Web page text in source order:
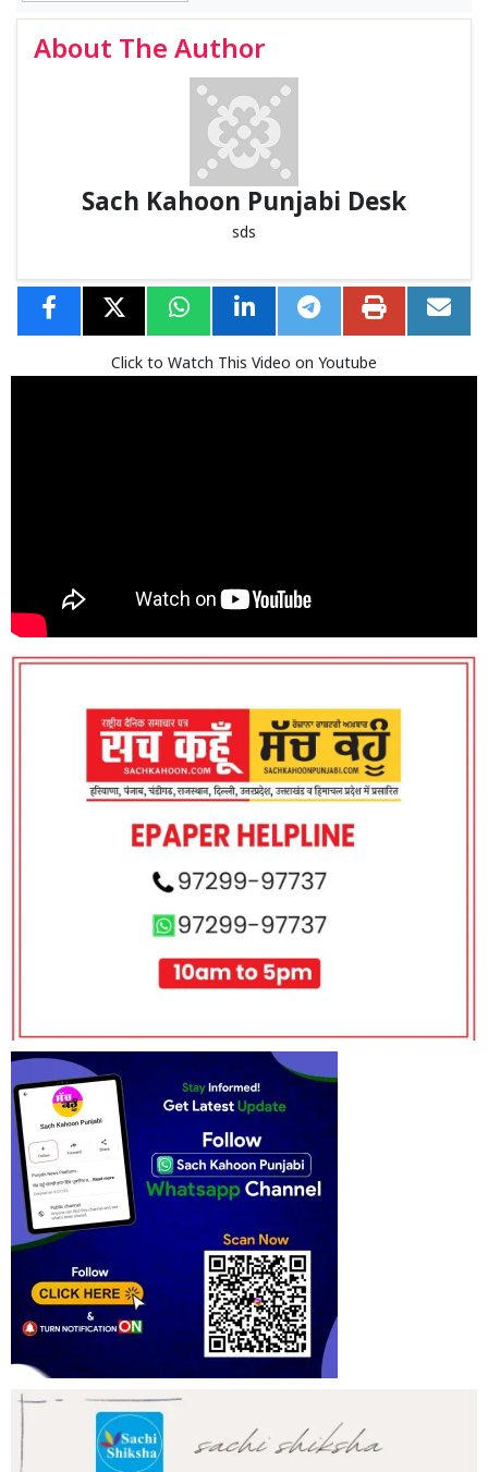
About The Author
Sach Kahoon Punjabi Desk
sds
Click to Watch This Video on Youtube